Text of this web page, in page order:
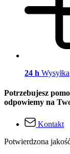
24 h Wysyłka
Potrzebujesz
odpowiemy na
Kontakt
Potwierdzona